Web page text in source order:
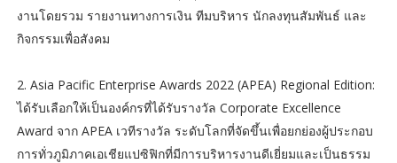
งานโดยรวม รายงานทางการเงิน ทีมบริหาร นักลงทุนสัมพันธ์ และ
กิจกรรมเพื่อสังคม
2. Asia Pacific Enterprise Awards 2022 (APEA) Regional Edition:
ได้รับเลือกให้เป็นองค์กรที่ได้รับรางวัล Corporate Excellence
Award จาก APEA เวทีรางวัล ระดับโลกที่จัดขึ้นเพื่อยกย่องผู้ประกอบ
การทั่วภูมิภาคเอเชียแปซิฟิกที่มีการบริหารงานดีเยี่ยมและเป็นธรรม